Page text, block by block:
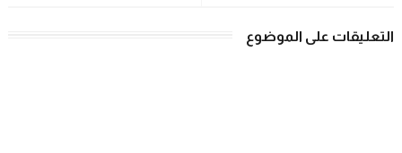
التعليقات على الموضوع